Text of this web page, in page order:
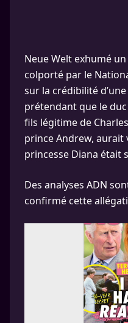
Neue Welt exhumé
colporté par le
sur la crédibilité
prétendant que le
fils légitime de
prince Andrew, aurait
princesse Diana était
Des analyses ADN
confirmé cette